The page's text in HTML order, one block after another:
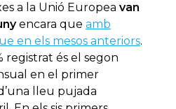
a la Unió Europea van
encara que amb
en els mesos anteriors.
registrat és el segon
en el primer
lleu pujada